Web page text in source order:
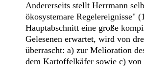
Andererseits stellt Herrmann
ökosystemare Regelereignisse"
Hauptabschnitt eine große
Gelesenen erwartet, wird von
überrascht: a) zur Melioration
dem Kartoffelkäfer sowie c)